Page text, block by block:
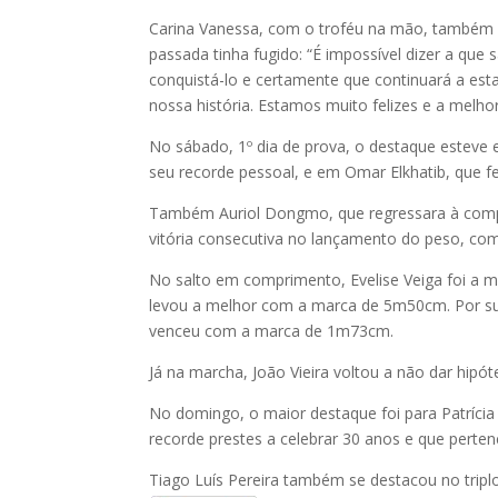
Carina Vanessa, com o troféu na mão,
passada tinha fugido: “É impossível dizer a
conquistá-lo e certamente que continuará a
nossa história. Estamos muito felizes e a
No sábado, 1º dia de prova, o destaque
seu recorde pessoal, e em Omar Elkhatib, que
Também Auriol Dongmo, que regressara à
vitória consecutiva no lançamento do peso,
No salto em comprimento, Evelise Veiga foi a
levou a melhor com a marca de 5m50cm. Por
venceu com a marca de 1m73cm.
Já na marcha, João Vieira voltou a não dar
No domingo, o maior destaque foi para
recorde prestes a celebrar 30 anos e que
Tiago Luís Pereira também se destacou no